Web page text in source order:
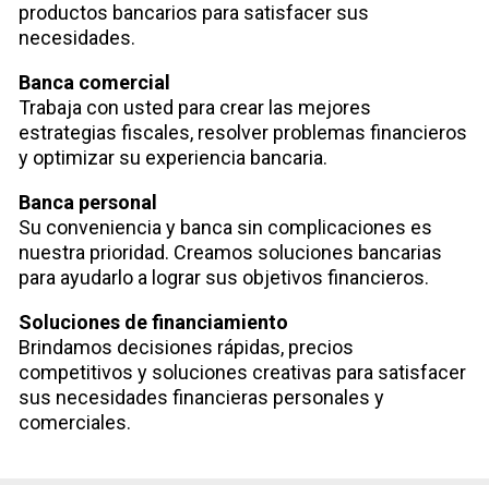
productos bancarios para satisfacer sus
necesidades.
Banca comercial
Trabaja con usted para crear las mejores
estrategias fiscales, resolver problemas financieros
y optimizar su experiencia bancaria.
Banca personal
Su conveniencia y banca sin complicaciones es
nuestra prioridad. Creamos soluciones bancarias
para ayudarlo a lograr sus objetivos financieros.
Soluciones de financiamiento
Brindamos decisiones rápidas, precios
competitivos y soluciones creativas para satisfacer
sus necesidades financieras personales y
comerciales.